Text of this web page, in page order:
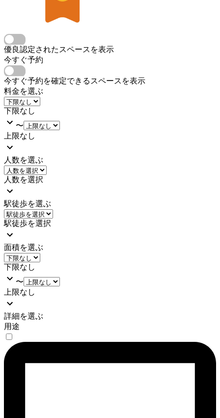
優良認定されたスペースを表示
今すぐ予約
今すぐ予約を確定できるスペースを表示
料金を選ぶ
下限なし
〜
上限なし
人数を選ぶ
人数を選択
駅徒歩を選ぶ
駅徒歩を選択
面積を選ぶ
下限なし
〜
上限なし
詳細を選ぶ
用途